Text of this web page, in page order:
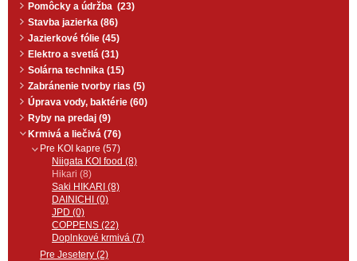
Pomôcky a údržba (23)
Stavba jazierka (86)
Jazierkové fólie (45)
Elektro a svetlá (31)
Solárna technika (15)
Zabránenie tvorby rias (5)
Úprava vody, baktérie (60)
Ryby na predaj (9)
Krmivá a liečivá (76)
Pre KOI kapre (57)
Niigata KOI food (8)
Hikari (8)
Saki HIKARI (8)
DAINICHI (0)
JPD (0)
COPPENS (22)
Doplnkové krmivá (7)
Pre Jesetery (2)